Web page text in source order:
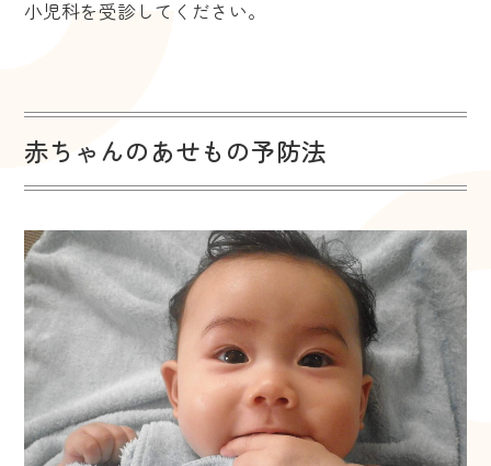
小児科を受診してください。
赤ちゃんのあせもの予防法